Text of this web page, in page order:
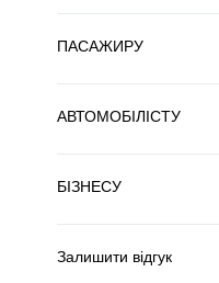
ПАСАЖИРУ
АВТОМОБІЛІСТУ
БІЗНЕСУ
Залишити відгук